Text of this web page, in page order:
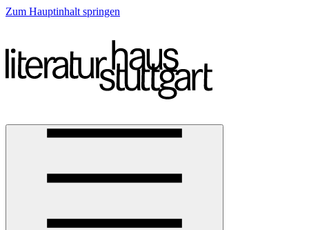
Zum Hauptinhalt springen